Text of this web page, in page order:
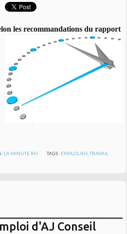
les recommandations du rapport
: LA MINUTE RH TAGS : EMPLOI RH ,TRAVAIL
d'AJ Conseil